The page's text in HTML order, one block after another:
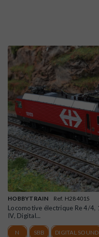
HOBBYTRAIN Ref. H28401S
Locomotive électrique Re 4/4,
IV, Digital...
N SBB DIGITAL SOUND